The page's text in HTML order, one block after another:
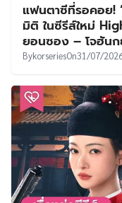
แฟนตาซีที่รอคอย!
มิติ ในซีรีส์ใหม่
ยอนซอง – โจฮันก
BykorseriesOn31/07/